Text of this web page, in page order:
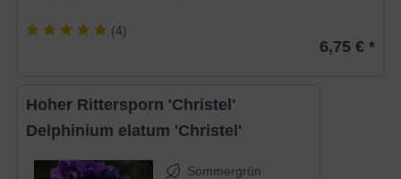
(4)
6,75 € *
Hoher Rittersporn 'Christel'
Delphinium elatum 'Christel'
Sommergrün